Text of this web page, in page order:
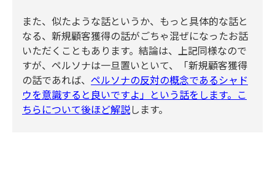
また、似たような話というか、もっと具体的な話と
なる、新規顧客獲得の話がごちゃ混ぜになったお話
いただくこともあります。結論は、上記同様なので
すが、ペルソナは一旦置いといて、「新規顧客獲得
の話であれば、 ペルソナの反対の概念であるシャド
ウを意識すると良いですよ」という話をします。こ
ちらについて後ほど解説します。